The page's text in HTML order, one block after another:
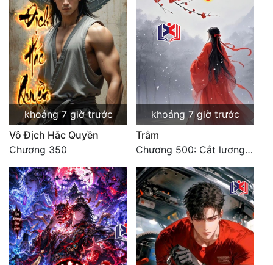
khoảng 7 giờ trước
Vô Địch Hắc Quyền
Chương 350
khoảng 7 giờ trước
Trẫm
Chương 500: Cắt lương thực là có thể thu hồi Macao (1)